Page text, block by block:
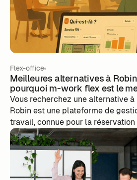
Flex-office
Meilleures alternatives à
pourquoi m-work flex est le
Vous recherchez une alternative
Robin est une plateforme de
travail, connue pour la
planification de réunions et la
Mais aujourd’hui, les entreprises
qu’un simple outil de space
recherchent un logiciel de flex